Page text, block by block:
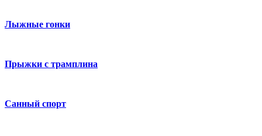
Лыжные гонки
Прыжки с трамплина
Санный спорт